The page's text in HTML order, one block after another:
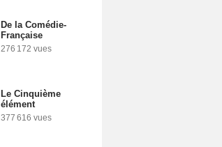
De la Comédie-
Française
276 172 vues
Le Cinquième
élément
377 616 vues